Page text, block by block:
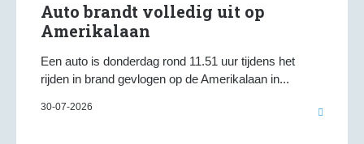
Auto brandt volledig uit op
Amerikalaan
Een auto is donderdag rond 11.51 uur tijdens het
rijden in brand gevlogen op de Amerikalaan in...
30-07-2026